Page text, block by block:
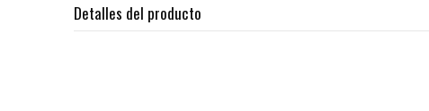
Detalles del producto